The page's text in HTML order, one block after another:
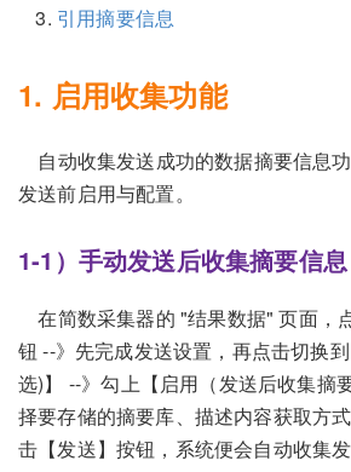
引用摘要信息
1. 启用收集功能
自动收集发送成功的数据摘要信息
发送前启用与配置。
1-1）手动发送后收集摘要信息
在简数采集器的 "结果数据" 页面，
钮 --》先完成发送设置，再点击切换
选)】 --》勾上【启用（发送后收集摘
择要存储的摘要库、描述内容获取方
击【发送】按钮，系统便会自动收集